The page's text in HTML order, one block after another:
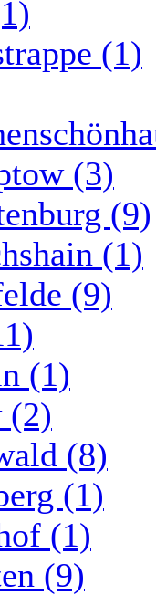
(1)
(3)
(9)
(1)
(9)
(1)
(2)
(8)
(1)
(1)
(9)